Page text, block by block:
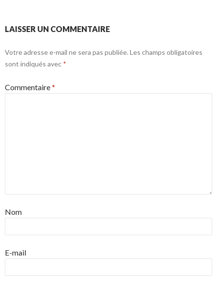
LAISSER UN COMMENTAIRE
Votre adresse e-mail ne sera pas publiée. Les champs obligatoires
sont indiqués avec *
Commentaire*
Nom
E-mail